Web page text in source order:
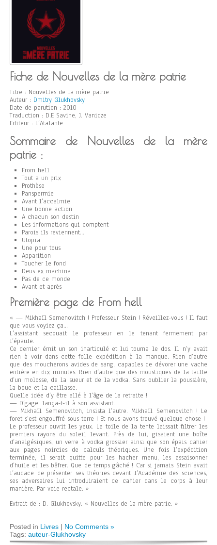
Fiche de Nouvelles de la mère patrie
Titre : Nouvelles de la mère patrie
Auteur : Dmitry Glukhovsky
Date de parution : 2010
Traduction : D.E Savine, J. Vanidze
Editeur : L’Atalante
Sommaire de Nouvelles de la mère
patrie :
From hell
Tout a un prix
Prothèse
Panspermie
Avant l’accalmie
Une bonne action
A chacun son destin
Les informations qui comptent
Parois ils reviennent…
Utopia
Une pour tous
Apparition
Toucher le fond
Deus ex machina
Pas de ce monde
Avant et après
Première page de From hell
« — Mikhaïl Semenovitch ! Professeur Stein ! Réveillez-vous ! Il faut
que vous voyiez ça…
L’assistant secouait le professeur en le tenant fermement par
l’épaule.
Ce dernier émit un son inarticulé et lui tourna le dos. Il n’y avait
rien à voir dans cette folle expédition à la manque. Rien d’autre
que des moucherons avides de sang, capables de dévorer une vache
entière en dix minutes. Rien d’autre que des moustiques de la taille
d’un molosse, de la sueur et de la vodka. Sans oublier la poussière,
la boue et la caillasse.
Quelle idée d’y être allé à l’âge de la retraite !
— D’gage, lança-t-il à son assistant.
— Mikhaïl Semenovitch, insista l’autre. Mikhaïl Semenovitch ! Le
foret s’est engouffré sous terre ! Et nous avons trouvé quelque chose !
Le professeur ouvrit les yeux. La toile de la tente laissait filtrer les
premiers rayons du soleil levant. Près de lui, gisaient une boîte
d’analgésiques, un verre à vodka grossier ainsi que son épais cahier
aux pages noircies de calculs théoriques. Une fois l’expédition
terminée, il serait quitte pour les hacher menu, les assaisonner
d’huile et les bâfrer. Que de temps gâché ! Car si jamais Stein avait
l’audace de présenter ses théories devant l’Académie des sciences,
ses adversaires lui introduiraient ce cahier dans le corps à leur
manière. Par voie rectale. »
Extrait de : D. Glukhovsky. « Nouvelles de la mère patrie. »
Posted in Livres | No Comments »
Tags: auteur-Glukhovsky